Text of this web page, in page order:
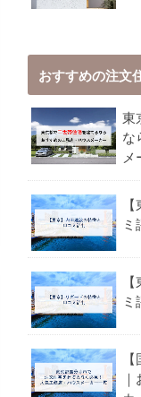
おすすめの注文
東
な
メ
ミ
ミ